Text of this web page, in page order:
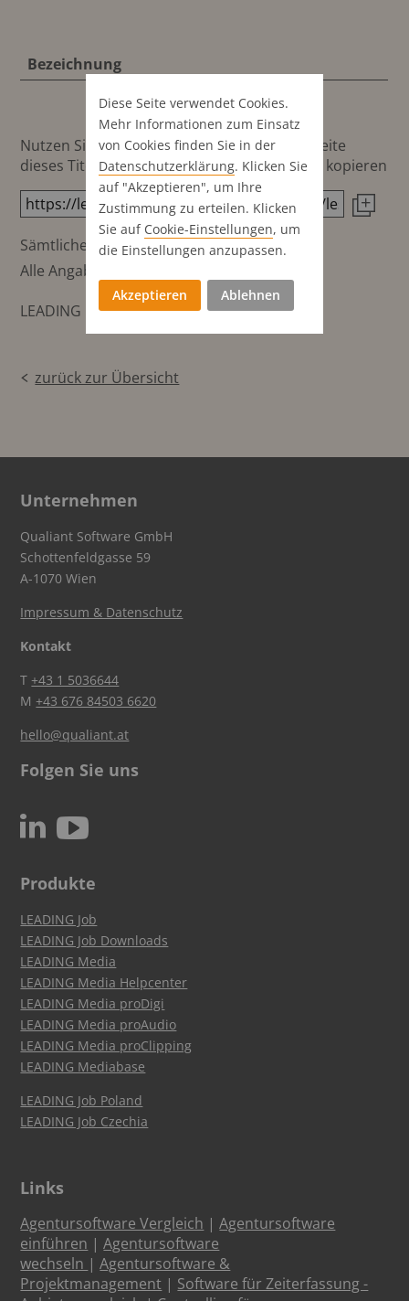
Bezeichnung
Nutzen Sie diesen Button um den Link zur Seite
dieses Titels direkt in die Zwischenablage zu kopieren
Sämtliche Preisangaben in €
Alle Angaben ohne Gewähr
LEADING MediaBase Data
zurück zur Übersicht
Unternehmen
Qualiant Software GmbH
Schottenfeldgasse 59
A-1070 Wien
Impressum & Datenschutz
Kontakt
T+43 1 5036644
M+43 676 84503 6620
hello@qualiant.at
Folgen Sie uns
N c
Produkte
LEADING Job
LEADING Job Downloads
LEADING Media
LEADING Media Helpcenter
LEADING Media proDigi
LEADING Media proAudio
LEADING Media proClipping
LEADING Mediabase
LEADING Job Poland
LEADING Job Czechia
Links
Agentursoftware Vergleich |Agentursoftware
einführen |Agentursoftware
wechseln |Agentursoftware &
Projektmanagement | Software für Zeiterfassung -
Diese Seite verwendet Cookies.
Mehr Informationen zum Einsatz
von Cookies finden Sie in der
Datenschutz­erklärung. Klicken Sie
auf "Akzeptieren", um Ihre
Zustimmung zu erteilen. Klicken
Sie auf Cookie-Einstellungen, um
die Einstellungen anzupassen.
Akzeptieren Ablehnen